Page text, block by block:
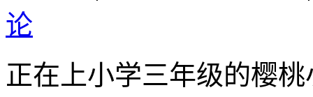
论
正在上小学三年级的樱